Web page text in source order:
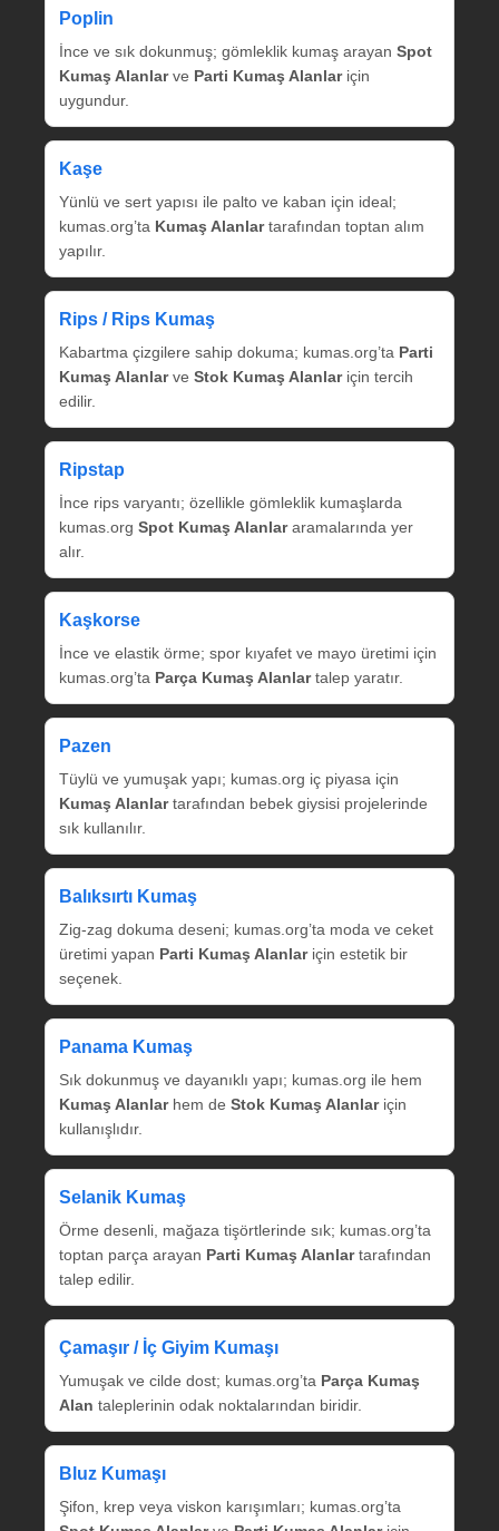
Poplin
İnce ve sık dokunmuş; gömleklik kumaş arayan Spot
Kumaş Alanlarve Parti Kumaş Alanlariçin
uygundur.
Kaşe
Yünlü ve sert yapısı ile palto ve kaban için ideal;
kumas.org’ta Kumaş Alanlartarafından toptan alım
yapılır.
Rips / Rips Kumaş
Kabartma çizgilere sahip dokuma; kumas.org’ta Parti
Kumaş Alanlarve Stok Kumaş Alanlariçin tercih
edilir.
Ripstap
İnce rips varyantı; özellikle gömleklik kumaşlarda
kumas.org Spot Kumaş Alanlararamalarında yer
alır.
Kaşkorse
İnce ve elastik örme; spor kıyafet ve mayo üretimi için
kumas.org’ta Parça Kumaş Alanlartalep yaratır.
Pazen
Tüylü ve yumuşak yapı; kumas.org iç piyasa için
Kumaş Alanlartarafından bebek giysisi projelerinde
sık kullanılır.
Balıksırtı Kumaş
Zig‑zag dokuma deseni; kumas.org’ta moda ve ceket
üretimi yapan Parti Kumaş Alanlariçin estetik bir
seçenek.
Panama Kumaş
Sık dokunmuş ve dayanıklı yapı; kumas.org ile hem
Kumaş Alanlarhem de Stok Kumaş Alanlariçin
kullanışlıdır.
Selanik Kumaş
Örme desenli, mağaza tişörtlerinde sık; kumas.org’ta
toptan parça arayan Parti Kumaş Alanlartarafından
talep edilir.
Çamaşır / İç Giyim Kumaşı
Yumuşak ve cilde dost; kumas.org’ta Parça Kumaş
Alan taleplerinin odak noktalarından biridir.
Bluz Kumaşı
Şifon, krep veya viskon karışımları; kumas.org’ta